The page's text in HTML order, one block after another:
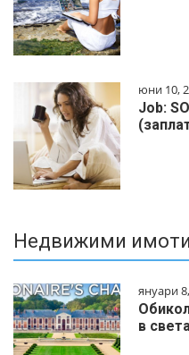
юни 10,
Job:
Недвижими имоти
януари
в